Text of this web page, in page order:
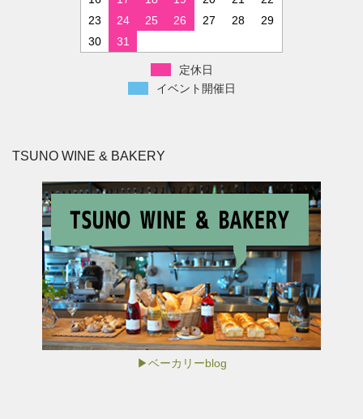
23
24 25 26 27 28
29
30
31
定休日
イベント開催日
TSUNO WINE & BAKERY
▶ベーカリーblog